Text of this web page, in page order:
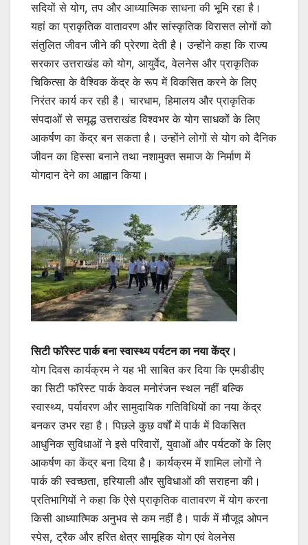
सदियों से योग, तप और आध्यात्मिक साधना की भूमि रहा है।
यहां का प्राकृतिक वातावरण और सांस्कृतिक विरासत लोगों को
संतुलित जीवन जीने की प्रेरणा देती है। उन्होंने कहा कि राज्य
सरकार उत्तराखंड को योग, आयुर्वेद, वेलनेस और प्राकृतिक
चिकित्सा के वैश्विक केंद्र के रूप में विकसित करने के लिए
निरंतर कार्य कर रही है। चारधाम, हिमालय और प्राकृतिक
संपदाओं से समृद्ध उत्तराखंड विश्वभर के योग साधकों के लिए
आकर्षण का केंद्र बन सकता है। उन्होंने लोगों से योग को दैनिक
जीवन का हिस्सा बनाने तथा नशामुक्त समाज के निर्माण में
योगदान देने का आह्वान किया।
सिटी फॉरेस्ट पार्क बना स्वास्थ्य पर्यटन का नया केंद्र।
योग दिवस कार्यक्रम ने यह भी साबित कर दिया कि एमडीडीए
का सिटी फॉरेस्ट पार्क केवल मनोरंजन स्थल नहीं बल्कि
स्वास्थ्य, पर्यावरण और सामुदायिक गतिविधियों का नया केंद्र
बनकर उभर रहा है। पिछले कुछ वर्षों में पार्क में विकसित
आधुनिक सुविधाओं ने इसे परिवारों, युवाओं और पर्यटकों के लिए
आकर्षण का केंद्र बना दिया है। कार्यक्रम में शामिल लोगों ने
पार्क की स्वच्छता, हरियाली और सुविधाओं की सराहना की।
प्रतिभागियों ने कहा कि ऐसे प्राकृतिक वातावरण में योग करना
किसी आध्यात्मिक अनुभव से कम नहीं है। पार्क में मौजूद ओपन
स्पेस, ट्रैक और हरित क्षेत्र सामूहिक योग एवं वेलनेस